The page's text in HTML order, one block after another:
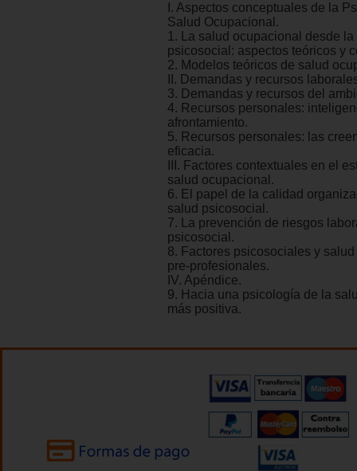
I. Aspectos conceptuales de la
Salud Ocupacional.
1. La salud ocupacional desde
psicosocial: aspectos teóricos y
2. Modelos teóricos de salud
II. Demandas y recursos
3. Demandas y recursos del
4. Recursos personales:
afrontamiento.
5. Recursos personales: las
eficacia.
III. Factores contextuales en el
salud ocupacional.
6. El papel de la calidad
salud psicosocial.
7. La prevención de riesgos
psicosocial.
8. Factores psicosociales y
pre-profesionales.
IV. Apéndice.
9. Hacia una psicología de la
más positiva.